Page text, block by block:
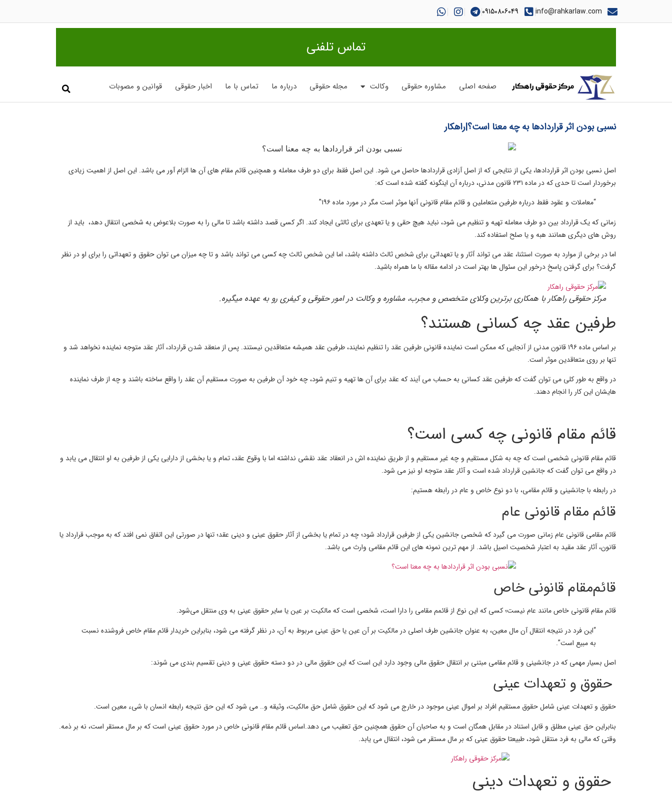
info@rahkarlaw.com
09150806049
تماس تلفنی
صفحه اصلی مشاوره حقوقی وکالت مجله حقوقی درباره ما تماس با ما اخبار حقوقی قوانین و مصوبات
نسبی بودن اثر قراردادها به چه معنا است؟|راهکار
اصل نسبی بودن اثر قراردادها، یکی از نتایجی که از اصل آزادی قراردادها حاصل می شود. این اصل فقط برای دو طرف معامله و همچنین قائم مقام های آن ها الزام آور می باشد. این اصل از اهمیت زیادی
برخوردار است تا حدی که در ماده ۲۳۱ قانون مدنی، درباره آن اینگونه گفته شده است که:
“معاملات و عقود فقط درباره طرفین متعاملین و قائم مقام قانونیآنها موثر است مگر در مورد ماده ۱۹۶”
زمانی که یک قرارداد بین دو طرفمعاملهتهیه و تنظیم می شود، نباید هیچ حقی و یا تعهدی برایثالثی ایجاد کند. اگر کسی قصد داشته باشد تا مالی را به صورت بلاعوض به شخصی انتقال دهد، باید از
روش های دیگری همانند هبه و یا صلح استفاده کند.
اما در برخی از موارد به صورت استثنا، عقد می تواند آثار و یا تعهداتی برای شخص ثالثداشته باشد، اما این شخص ثالث چه کسی می تواند باشد و تا چه میزان می توان حقوق و تعهداتی را برای او در نظر
گرفت؟ برای گرفتن پاسخ درخور این سئوال ها بهتر است در ادامه مقاله با ما همراه باشید.
مرکز حقوقی راهکار با همکاری برترین وکلای متخصص و مجرب، مشاوره و وکالت در امور حقوقی و کیفری رو به عهده میگیره.
طرفین عقد چه کسانی هستند؟
بر اساسماده ۱۹۶ قانون مدنی
از آنجایی که ممکن است نماینده قانونی طرفین عقد را تنظیم نمایند، طرفین عقد همیشه متعاقدین نیستند. پس از منعقد شدن قرارداد، آثار عقد متوجه نماینده نخواهد شد و
تنها بر روی متعاقدین موثر است.
در واقع به طور کلی می توان گفت که طرفین عقد کسانی به حساب می آیند که عقد برای آن ها تهیه و تنیم شود، چه خود آن طرفین به صورت مستقیم آن عقد را واقع ساخته باشند و چه از طرف نماینده
هایشان این کار را انجام دهند.
قائم مقام قانونی چه کسی است؟
قائم مقام قانونی شخصی است که چه به شکل مستقیم و چه غیر مستقیم و از طریق نماینده اش در انعقاد عقد نقشی نداشته اما با وقوع عقد، تمام و یا بخشی از دارایی یکی از طرفین به او انتقال می یابد و
در واقع می توان گفت که جانشین قرارداد شده است و آثار عقد متوجه او نیز می شود.
در رابطه با جانشینی و قائم مقامی، با دو نوع خاص و عام در رابطه هستیم:
قائم مقام قانونی عام
قائم مقامی قانونی عام زمانی صورت می گیرد که شخصی جانشین یکی از طرفین قرارداد شود؛ چه در تمام یا بخشی از آثار حقوق عینی و دینی عقد؛ تنها در صورتی این اتفاق نمی افتد که به موجب قرارداد یا
قانون، آثار عقد مقید به اعتبار شخصیت اصیل باشد. از مهم ترین نمونه های این قائم مقامی وارث می باشد.
قائم‌مقام قانونی خاص
قائم مقام قانونی خاص مانند عام نیست؛ کسی که این نوع از قائمم مقامی را دارا است، شخصی است که مالکیت بر عین یا سایر حقوق عینی به وی منتقل می‌شود.
“این فرد در نتیجه انتقال آن مال معین، به عنوان جانشین طرف اصلی در مالکیت بر آن عین یا حق عینی مربوط به آن، در نظر گرفته می شود، بنابراین خریدار قائم مقام خاص فروشنده نسبت
به مبیع است”.
اصل بسیار مهمی که در جانشینی و قائم مقامی مبتنی بر انتقال حقوق مالی وجود دارد این است که این حقوق مالی در دو دسته حقوق عینی و دینی تقسیم بندی می شوند:
حقوق و تعهدات عینی
حقوق و تعهدات عینی شامل حقوق مستقیم افراد بر اموال عینی موجود در خارج می شود که این حقوق شامل حق مالکیت، وثیقه و.. می شود که این حق نتیجه رابطه انسان با شیء معین است.
بنابراین حق عینی مطلق و قابل استناد در مقابل همگان است و به صاحبان آن حقوق همچنین حق تعقیب می دهد.اساس قائم مقام قانونی خاص در مورد حقوق عینی است که بر مال مستقر است، نه بر ذمه.
وقتی که مالی به فرد منتقل شود، طبیعتا حقوق عینی که بر مال مستقر می شود، انتقال می یابد.
حقوق و تعهدات دینی